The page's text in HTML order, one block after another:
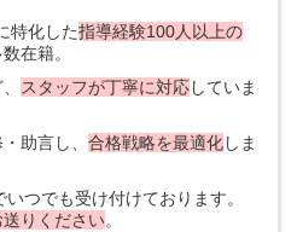
特化した指導経験100人以上の
在籍。
スタッフが丁寧に対応していま
助言し、合格戦略を最適化しま
つでも受け付けております。
りください。